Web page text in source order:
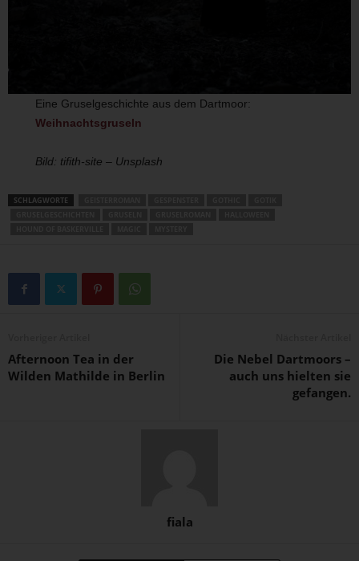
Eine Gruselgeschichte aus dem Dartmoor:
Weihnachtsgruseln
Bild: tifith-site – Unsplash
SCHLAGWORTE
Afternoon Tea in der
Wilden Mathilde in Berlin
Die Nebel Dartmoors –
auch uns hielten sie
gefangen.
fiala